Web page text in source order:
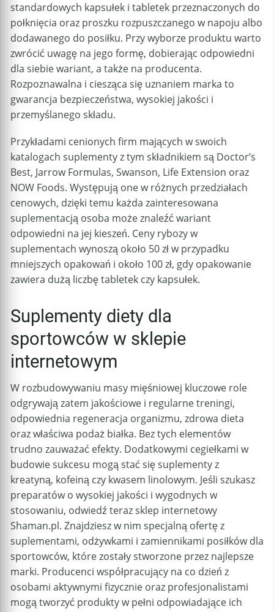
standardowych kapsułek i tabletek przeznaczonych do
połknięcia oraz proszku rozpuszczanego w napoju albo
dodawanego do posiłku. Przy wyborze produktu warto
zwrócić uwagę na jego formę, dobierając odpowiedni
dla siebie wariant, a także na producenta.
Rozpoznawalna i ciesząca się uznaniem marka to
gwarancja bezpieczeństwa, wysokiej jakości i
przemyślanego składu.
Przykładami cenionych firm mających w swoich
katalogach suplementy z tym składnikiem są Doctor’s
Best, Jarrow Formulas, Swanson, Life Extension oraz
NOW Foods. Występują one w różnych przedziałach
cenowych, dzięki temu każda zainteresowana
suplementacją osoba może znaleźć wariant
odpowiedni na jej kieszeń. Ceny rybozy w
suplementach wynoszą około 50 zł w przypadku
mniejszych opakowań i około 100 zł, gdy opakowanie
zawiera dużą liczbę tabletek czy kapsułek.
Suplementy diety dla
sportowców w sklepie
internetowym
W rozbudowywaniu masy mięśniowej kluczowe role
odgrywają zatem jakościowe i regularne treningi,
odpowiednia regeneracja organizmu, zdrowa dieta
oraz właściwa podaż białka. Bez tych elementów
trudno zauważać efekty. Dodatkowymi cegiełkami w
budowie sukcesu mogą stać się suplementy z
kreatyną, kofeiną czy kwasem linolowym. Jeśli szukasz
preparatów o wysokiej jakości i wygodnych w
stosowaniu, odwiedź teraz sklep internetowy
Shaman.pl. Znajdziesz w nim specjalną ofertę z
suplementami, odżywkami i zamiennikami posiłków dla
sportowców, które zostały stworzone przez najlepsze
marki. Producenci współpracujący na co dzień z
osobami aktywnymi fizycznie oraz profesjonalistami
mogą tworzyć produkty w pełni odpowiadające ich